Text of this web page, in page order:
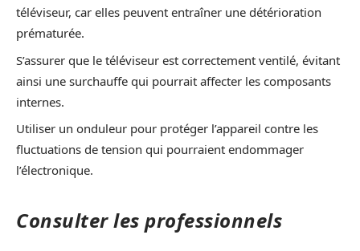
téléviseur, car elles peuvent entraîner une détérioration
prématurée.
S’assurer que le téléviseur est correctement ventilé, évitant
ainsi une surchauffe qui pourrait affecter les composants
internes.
Utiliser un onduleur pour protéger l’appareil contre les
fluctuations de tension qui pourraient endommager
l’électronique.
Consulter les professionnels